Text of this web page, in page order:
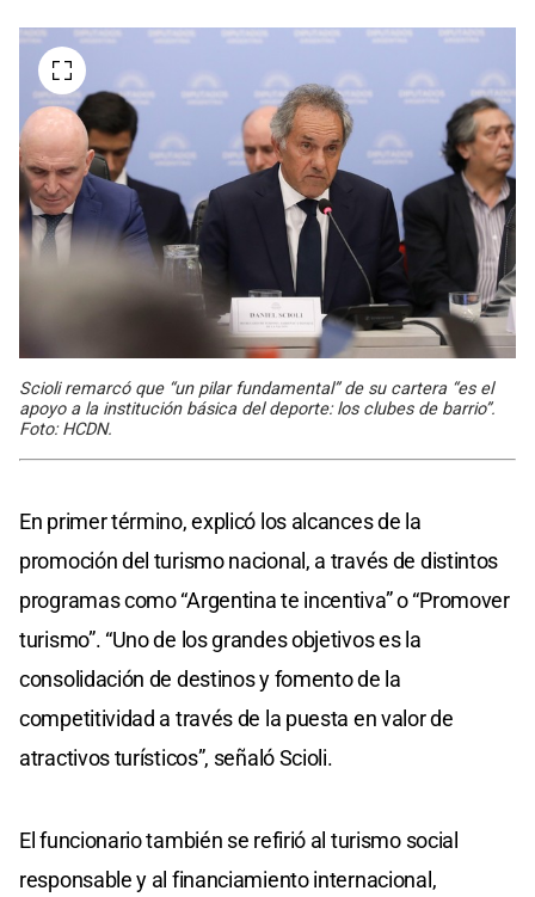
Scioli remarcó que “un pilar fundamental” de su cartera “es el
apoyo a la institución básica del deporte: los clubes de barrio”.
Foto: HCDN.
En primer término, explicó los alcances de la
promoción del turismo nacional, a través de distintos
programas como “Argentina te incentiva” o “Promover
turismo”. “Uno de los grandes objetivos es la
consolidación de destinos y fomento de la
competitividad a través de la puesta en valor de
atractivos turísticos”, señaló Scioli.
El funcionario también se refirió al turismo social
responsable y al financiamiento internacional,